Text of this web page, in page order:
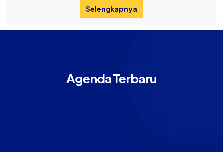
Selengkapnya
Agenda Terbaru